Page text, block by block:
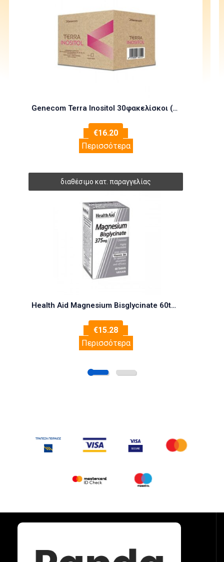
Genecom Terra Inositol 30φακελίσκοι (Γονιμότητα – Σύλληψη)
€16.20
Περισσότερα
Health Aid Magnesium Bisglycinate 60tabs (Μαγνήσιο δισγλυγινικό & Βιταμίνη Β6)
€15.28
Περισσότερα